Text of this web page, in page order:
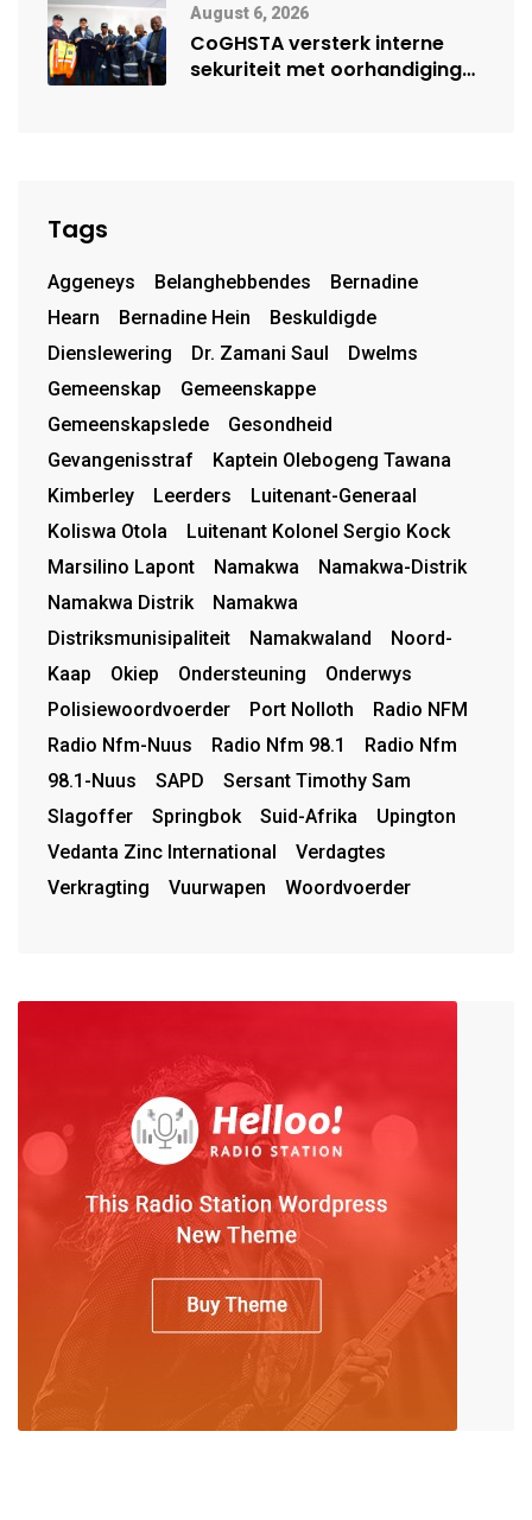
August 6, 2026
CoGHSTA versterk interne
sekuriteit met oorhandiging
Tags
Aggeneys Belanghebbendes
Bernadine
Hearn
Bernadine Hein
Beskuldigde
Dienslewering
Dr. Zamani Saul
Dwelms
Gemeenskap
Gemeenskappe
Gemeenskapslede
Gesondheid
Gevangenisstraf
Kaptein Olebogeng Tawana
Kimberley
Leerders
Luitenant-Generaal
Koliswa Otola
Luitenant Kolonel Sergio Kock
Marsilino Lapont
Namakwa
Namakwa-Distrik
Namakwa Distrik
Namakwa
Distriksmunisipaliteit
Namakwaland
Noord-
Kaap
Okiep Ondersteuning
Onderwys
Polisiewoordvoerder
Port Nolloth
Radio NFM
Radio Nfm-Nuus
Radio Nfm 98.1
Radio Nfm
98.1-Nuus
SAPD
Sersant Timothy Sam
Slagoffer
Springbok Suid-Afrika
Upington
Vedanta Zinc International
Verdagtes
Verkragting
Vuurwapen Woordvoerder